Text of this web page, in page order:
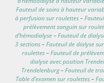
Fauteuil de soins à hauteur
à perfusion sur roulettes–
prélèvement sanguin sur
d’hémodialyse–Fauteuil de
3 sections–Fauteuil de dialyse
roulettes–Fauteuil de
dialyse avec position
Trendelenburg–Fauteuil de
Table d’examen sur roulettes–